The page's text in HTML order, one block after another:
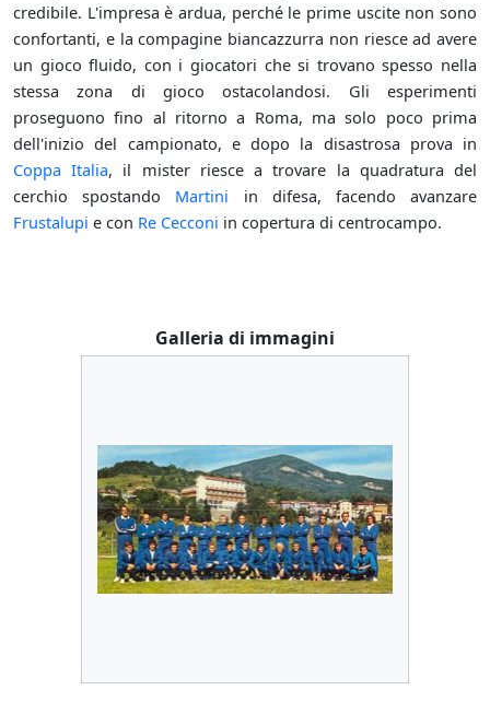
credibile. L'impresa è ardua, perché le prime uscite non sono
confortanti, e la compagine biancazzurra non riesce ad avere
un gioco fluido, con i giocatori che si trovano spesso nella
stessa zona di gioco ostacolandosi. Gli esperimenti
proseguono fino al ritorno a Roma, ma solo poco prima
dell'inizio del campionato, e dopo la disastrosa prova in
Coppa Italia, il mister riesce a trovare la quadratura del
cerchio spostando Martini in difesa, facendo avanzare
Frustalupi e con Re Cecconi in copertura di centrocampo.
Galleria di immagini